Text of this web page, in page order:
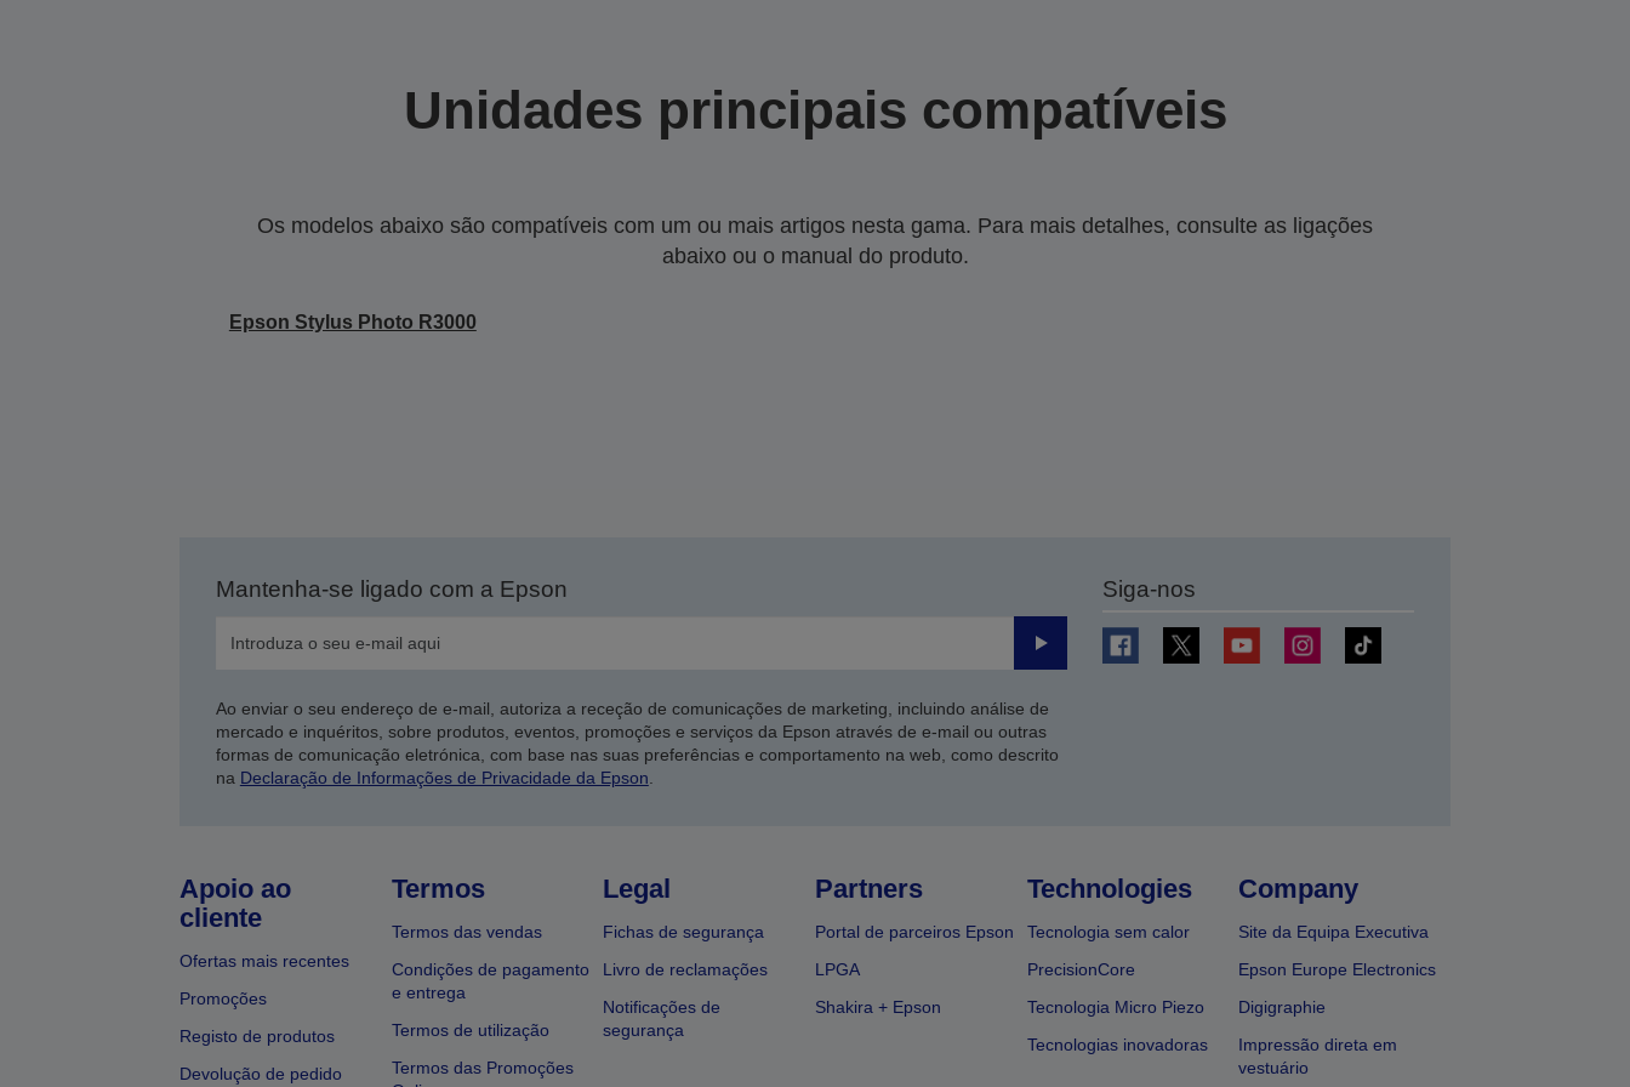
Unidades principais compatíveis
Os modelos abaixo são compatíveis com um ou mais artigos nesta gama. Para mais detalhes, consulte as ligações
abaixo ou o manual do produto.
Epson Stylus Photo R3000
Mantenha-se ligado com a Epson
Enviar
Ao enviar o seu endereço de e-mail, autoriza a receção de comunicações de marketing, incluindo análise de
mercado e inquéritos, sobre produtos, eventos, promoções e serviços da Epson através de e-mail ou outras
formas de comunicação eletrónica, com base nas suas preferências e comportamento na web, como descrito
na Declaração de Informações de Privacidade da Epson
Siga-nos
Apoio ao
cliente
Ofertas mais recentes
Promoções
Registo de produtos
Devolução de pedido
Termos
Termos das vendas
Condições de pagamento
e entrega
Termos de utilização
Termos das Promoções
Legal
Fichas de segurança
Livro de reclamações
Notificações de
segurança
Partners
Portal de parceiros Epson
LPGA
Shakira + Epson
Technologies
Tecnologia sem calor
PrecisionCore
Tecnologia Micro Piezo
Tecnologias inovadoras
Company
Site da Equipa Executiva
Epson Europe Electronics
Digigraphie
Impressão direta em
vestuário